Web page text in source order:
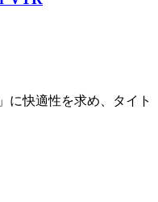
に快適性を求め、タイト